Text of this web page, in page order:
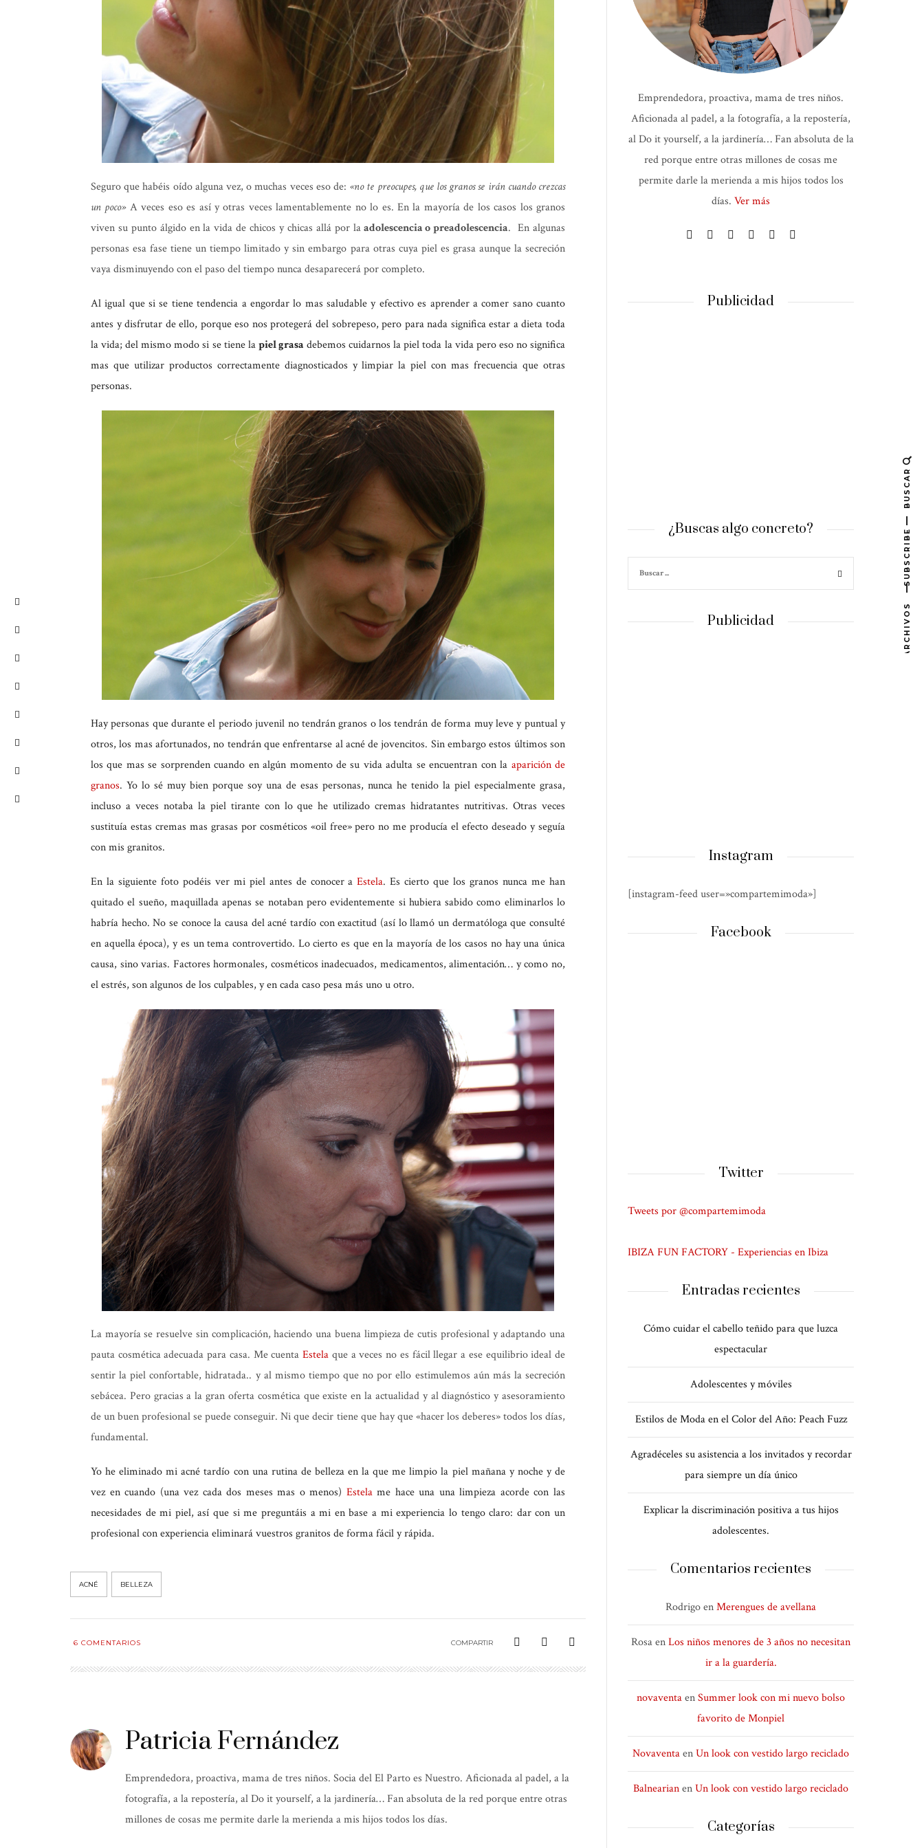
Seguro que habéis oído alguna vez, o muchas veces eso de: «no te preocupes, que los granos se irán cuando crezcas
un poco»A veces eso es así y otras veces lamentablemente no lo es. En la mayoría de los casos los granos
viven su punto álgido en la vida de chicos y chicas allá por laadolescencia o preadolescencia. En algunas
personas esa fase tiene un tiempo limitado y sin embargo para otras cuya piel es grasa aunque la secreción
vaya disminuyendo con el paso del tiempo nunca desaparecerá por completo.
Al igual que si se tiene tendencia a engordar lo mas saludable y efectivo es aprender a comer sano cuanto
antes y disfrutar de ello, porque eso nos protegerá del sobrepeso, pero para nada significa estar a dieta toda
la vida; del mismo modo si se tiene lapiel grasa debemos cuidarnos la piel toda la vida pero eso no significa
mas que utilizar productos correctamente diagnosticados y limpiar la piel con mas frecuencia que otras
personas.
Hay personas que durante el periodo juvenil no tendrán granos o los tendrán de forma muy leve y puntual y
otros, los mas afortunados, no tendrán que enfrentarse al acné de jovencitos. Sin embargo estos últimos son
los que mas se sorprenden cuando en algún momento de su vida adulta se encuentran con la aparición de
granos. Yo lo sé muy bien porque soy una de esas personas, nunca he tenido la piel especialmente grasa,
incluso a veces notaba la piel tirante con lo que he utilizado cremas hidratantes nutritivas. Otras veces
sustituía estas cremas mas grasas por cosméticos «oil free» pero no me producía el efecto deseado y seguía
con mis granitos.
En la siguiente foto podéis ver mi piel antes de conocer aEstela. Es cierto que los granos nunca me han
quitado el sueño, maquillada apenas se notaban pero evidentemente si hubiera sabido como eliminarlos lo
habría hecho. No se conoce la causa del acné tardío con exactitud (así lo llamó un dermatóloga que consulté
en aquella época), y es un tema controvertido. Lo cierto es que en la mayoría de los casos no hay una única
causa, sino varias. Factores hormonales, cosméticos inadecuados, medicamentos, alimentación… y como no,
el estrés, son algunos de los culpables, y en cada caso pesa más uno u otro.
La mayoría se resuelve sin complicación, haciendo una buena limpieza de cutis profesional y adaptando una
pauta cosmética adecuada para casa. Me cuentaEstela que a veces no es fácil llegar a ese equilibrio ideal de
sentir la piel confortable, hidratada.. y al mismo tiempo que no por ello estimulemos aún más la secreción
sebácea. Pero gracias a la gran oferta cosmética que existe en la actualidad y al diagnóstico y asesoramiento
de un buen profesional se puede conseguir. Ni que decir tiene que hay que «hacer los deberes» todos los días,
fundamental.
Yo he eliminado mi acné tardío con una rutina de belleza en la que me limpio la piel mañana y noche y de
vez en cuando (una vez cada dos meses mas o menos) Estelame hace una una limpieza acorde con las
necesidades de mi piel, así que si me preguntáis a mi en base a mi experiencia lo tengo claro: dar con un
profesional con experiencia eliminará vuestros granitos de forma fácil y rápida.
ACNÉ BELLEZA
6 COMENTARIOS COMPARTIR
Patricia Fernández
Emprendedora, proactiva, mama de tres niños. Socia del El Parto es Nuestro. Aficionada al padel, a la
fotografía, a la repostería, al Do it yourself, a la jardinería… Fan absoluta de la red porque entre otras
millones de cosas me permite darle la merienda a mis hijos todos los días.
Emprendedora, proactiva, mama de tres niños.
Aficionada al padel, a la fotografía, a la repostería,
al Do it yourself, a la jardinería… Fan absoluta de la
red porque entre otras millones de cosas me
permite darle la merienda a mis hijos todos los
días. Ver más
Publicidad
¿Buscas algo concreto?
Publicidad
Instagram
[instagram-feed user=»compartemimoda»]
Facebook
Twitter
Tweets por @compartemimoda
IBIZA FUN FACTORY - Experiencias en Ibiza
Entradas recientes
Cómo cuidar el cabello teñido para que luzca
espectacular
Adolescentes y móviles
Estilos de Moda en el Color del Año: Peach Fuzz
Agradéceles su asistencia a los invitados y recordar
para siempre un día único
Explicar la discriminación positiva a tus hijos
adolescentes.
Comentarios recientes
RodrigoenMerengues de avellana
RosaenLos niños menores de 3 años no necesitan
ir a la guardería.
novaventaenSummer look con mi nuevo bolso
favorito de Monpiel
NovaventaenUn look con vestido largo reciclado
BalnearianenUn look con vestido largo reciclado
Categorías
BUSCAR
SUBSCRIBE
ARCHIVOS